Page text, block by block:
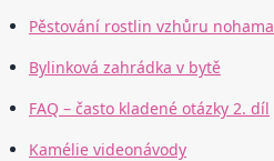
Pěstování rostlin vzhůru nohama
Bylinková zahrádka v bytě
FAQ – často kladené otázky 2. díl
Kamélie videonávody